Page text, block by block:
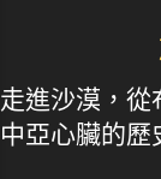
走進沙漠，從
中亞心臟的歷